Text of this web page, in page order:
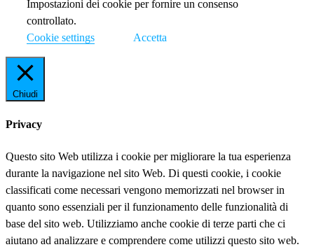
Impostazioni dei cookie per fornire un consenso
controllato.
Cookie settings
Accetta
Chiudi
Privacy
Questo sito Web utilizza i cookie per migliorare la tua esperienza
durante la navigazione nel sito Web. Di questi cookie, i cookie
classificati come necessari vengono memorizzati nel browser in
quanto sono essenziali per il funzionamento delle funzionalità di
base del sito web. Utilizziamo anche cookie di terze parti che ci
aiutano ad analizzare e comprendere come utilizzi questo sito web.